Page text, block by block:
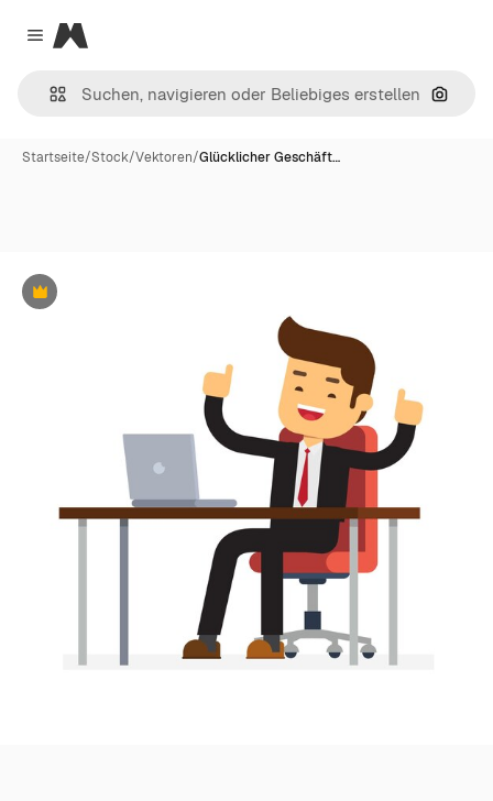
Close menu
Magnific
Nach
Startseite/Stock/Vektoren/Glücklicher Geschäft…
Premium